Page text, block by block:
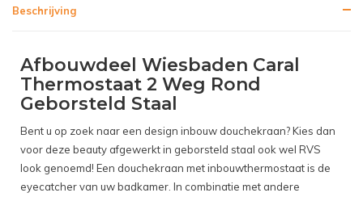
Beschrijving
Afbouwdeel Wiesbaden Caral
Thermostaat 2 Weg Rond
Geborsteld Staal
Bent u op zoek naar een design inbouw douchekraan? Kies dan
voor deze beauty afgewerkt in geborsteld staal ook wel RVS
look genoemd! Een douchekraan met inbouwthermostaat is de
eyecatcher van uw badkamer. In combinatie met andere